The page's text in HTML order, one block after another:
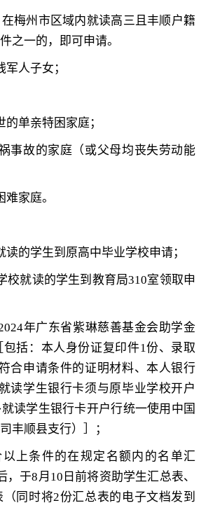
在梅州市区域内就读高三且丰顺户籍
之一的，即可申请。
军人子女 ；
的单亲特困家庭；
事故的家庭（或父母均丧失劳动能
难家庭。
读的学生到原高中毕业学校申请；
校就读的学生到教育局310室领取申
年广东省紫琳慈善基金会助学金
括：本人身份证复印件1份、录取
合申请条件的证明材料、本人银行
读学生银行卡须与原毕业学校开户
读学生银行卡开户行统一使用中国
丰顺县支行）］；
上条件的在规定名额内的名单汇
， 于8月 10 日前将资助学生汇总表、
（同时将2份汇总表的电子文档发到